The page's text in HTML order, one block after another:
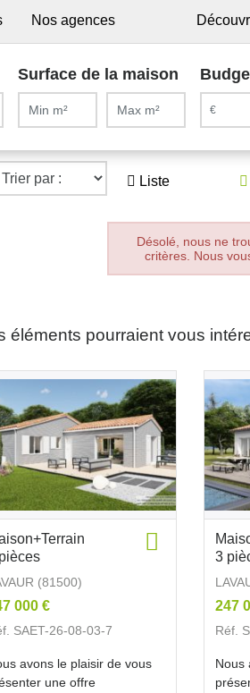
Nos agences
Surface de la maison
Liste
Désolé, nous ne
critères. Nous
éléments pourraient vous
(81500)
000 €
SAET-26-08-03-7
avons le plaisir de vous
une offre
3
247
Réf.
Nous